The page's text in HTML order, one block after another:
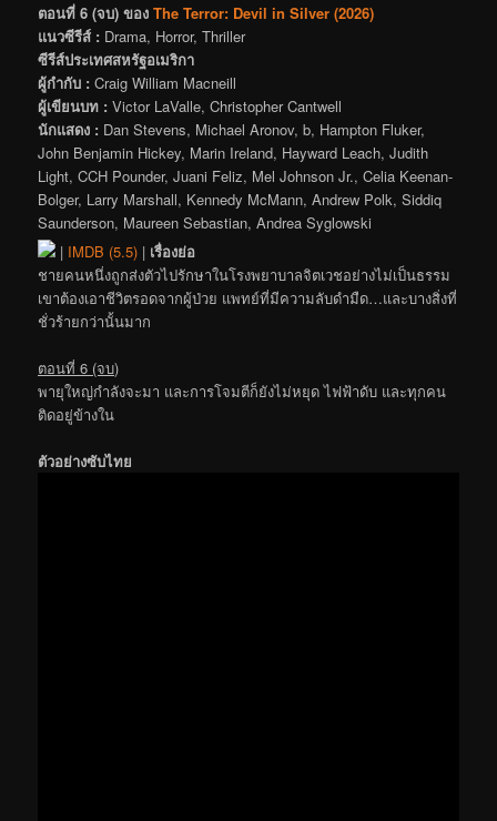
ตอนที่ 6 (จบ) ของ The Terror: Devil in Silver (2026)
แนวซีรีส์ : Drama, Horror, Thriller
ซีรีส์ประเทศสหรัฐอเมริกา
ผู้กำกับ : Craig William Macneill
ผู้เขียนบท : Victor LaValle, Christopher Cantwell
นักแสดง : Dan Stevens, Michael Aronov, b, Hampton Fluker,
John Benjamin Hickey, Marin Ireland, Hayward Leach, Judith
Light, CCH Pounder, Juani Feliz, Mel Johnson Jr., Celia Keenan-
Bolger, Larry Marshall, Kennedy McMann, Andrew Polk, Siddiq
Saunderson, Maureen Sebastian, Andrea Syglowski
| IMDB (5.5) | เรื่องย่อ
ชายคนหนึ่งถูกส่งตัวไปรักษาในโรงพยาบาลจิตเวชอย่างไม่เป็นธรรม
เขาต้องเอาชีวิตรอดจากผู้ป่วย แพทย์ที่มีความลับดำมืด…และบางสิ่งที่
ชั่วร้ายกว่านั้นมาก
ตอนที่ 6 (จบ)
พายุใหญ่กำลังจะมา และการโจมตีก็ยังไม่หยุด ไฟฟ้าดับ และทุกคน
ติดอยู่ข้างใน
ตัวอย่างซับไทย